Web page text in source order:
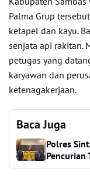
Palma Grup
ketapel dan kayu.
senjata api rakitan.
petugas yang
karyawan dan
ketenagakerjaan.
Baca Juga
Polres
Pencurian